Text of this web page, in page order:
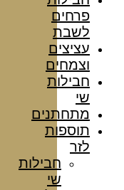
פרחים
לשבת
עציצים
וצמחים
חבילות
שי
מתחתנים
תוספות
לזר
חבילות
שי